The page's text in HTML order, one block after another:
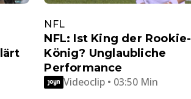
NFL
NFL: Ist King der Rookie-
König? Unglaubliche
Performance
Videoclip • 03:50 Min